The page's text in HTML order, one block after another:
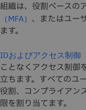
組織は、役割ベースの
（MFA） 、またはユー
ます。
IDおよびアクセス制御
ことなくアクセス制御
立ちます。すべてのユ
役割、コンプライアン
限を割り当てます。